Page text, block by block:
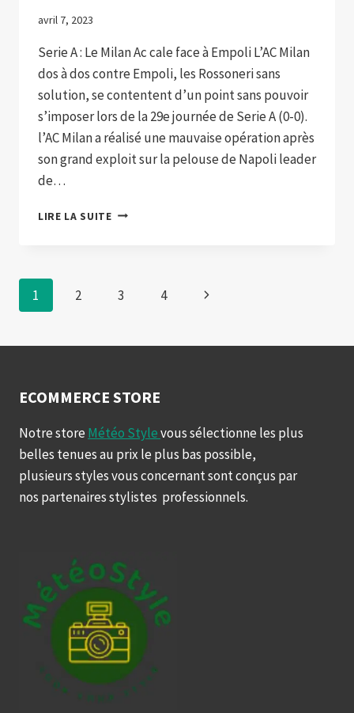
avril 7, 2023
Serie A : Le Milan Ac cale face à Empoli L’AC Milan
dos à dos contre Empoli, les Rossoneri sans
solution, se contentent d’un point sans pouvoir
s’imposer lors de la 29e journée de Serie A (0-0).
l’AC Milan a réalisé une mauvaise opération après
son grand exploit sur la pelouse de Napoli leader
de…
LIRE LA SUITEL’AC
CONTRE
Navigation
1 2 3 4
Page
ECOMMERCE STORE
Notre store Météo Stylevous sélectionne les plus
belles tenues au prix le plus bas possible,
plusieurs styles vous concernant sont conçus par
nos partenaires stylistes professionnels.